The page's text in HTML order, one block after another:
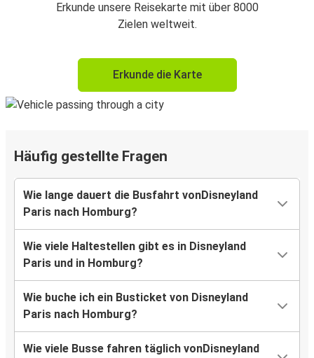
Erkunde unsere Reisekarte mit über 8000
Zielen weltweit.
Erkunde die Karte
Häufig gestellte Fragen
Wie lange dauert die Busfahrt vonDisneyland
Paris nach Homburg?
Wie viele Haltestellen gibt es in Disneyland
Paris und in Homburg?
Wie buche ich ein Busticket von Disneyland
Paris nach Homburg?
Wie viele Busse fahren täglich vonDisneyland